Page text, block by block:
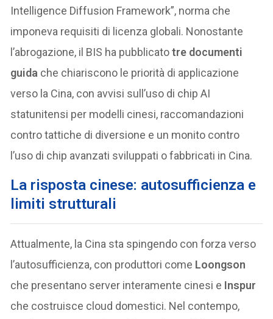
Intelligence Diffusion Framework”, norma che
imponeva requisiti di licenza globali. Nonostante
l’abrogazione, il BIS ha pubblicatotre documenti
guida che chiariscono le priorità di applicazione
verso la Cina, con avvisi sull’uso di chip AI
statunitensi per modelli cinesi, raccomandazioni
contro tattiche di diversione e un monito contro
l’uso di chip avanzati sviluppati o fabbricati in Cina.
La risposta cinese: autosufficienza e
limiti strutturali
Attualmente, la Cina sta spingendo con forza verso
l’autosufficienza, con produttori come Loongson
che presentano server interamente cinesi e Inspur
che costruisce cloud domestici. Nel contempo,